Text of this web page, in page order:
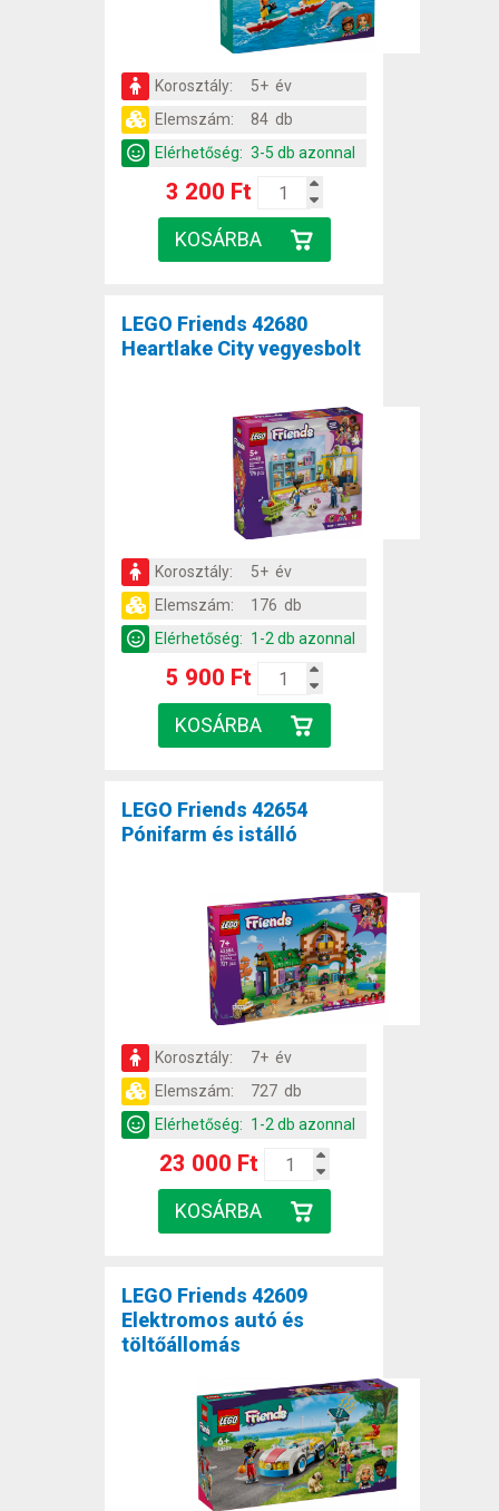
Korosztály:
5+ év
Elemszám:
84 db
Elérhetőség: 3-5 db azonnal
3 200 Ft
LEGO Friends 42680
Heartlake City vegyesbolt
Korosztály:
5+ év
Elemszám:
176 db
Elérhetőség: 1-2 db azonnal
5 900 Ft
LEGO Friends 42654
Pónifarm és istálló
Korosztály:
7+ év
Elemszám:
727 db
Elérhetőség: 1-2 db azonnal
23 000 Ft
LEGO Friends 42609
Elektromos autó és
töltőállomás